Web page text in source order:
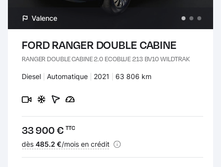
Valence
FORD RANGER DOUBLE CABINE
RANGER DOUBLE CABINE 2.0 ECOBLUE 213 BV10 WILDTRAK
Carburant :
Diesel Transmission :
Automatique Années :
2021 Kilomètres :
63 806 km
Prix :
33 900 € TTC
Financement :
dès 485.2 €/mois en crédit